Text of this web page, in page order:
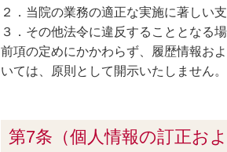
２．当院の業務の適正な実施に著しい
３．その他法令に違反することとなる
前項の定めにかかわらず、履歴情報お
いては、原則として開示いたしません。
第7条（個人情報の訂正およ